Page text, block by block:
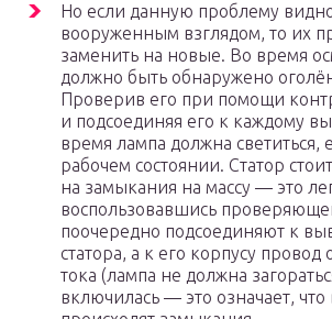
Но если данную проблему
вооруженным взглядом, то их
заменить на новые. Во время
должно быть обнаружено
Проверив его при помощи
и подсоединяя его к каждому
время лампа должна светиться,
рабочем состоянии. Статор
на замыкания на массу — это
воспользовавшись
поочередно подсоединяют к
статора, а к его корпусу провод
тока (лампа не должна
включилась — это означает, что